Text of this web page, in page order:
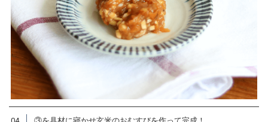
04 ③を具材に寝かせ玄米のおむすびを作って完成！